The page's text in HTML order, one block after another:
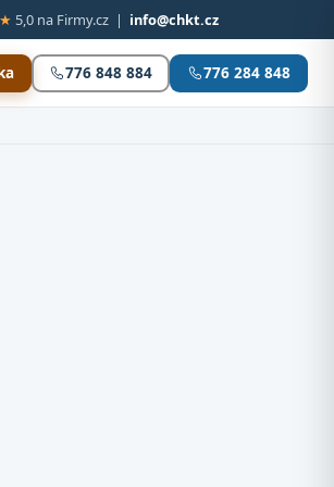
5,0 na Firmy.cz | info@chkt.cz
776 848 884 776 284 848